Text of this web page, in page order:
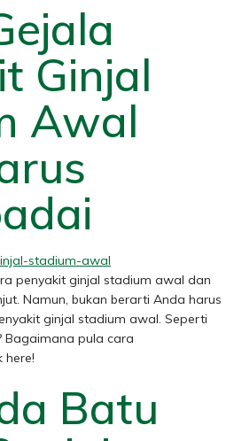
Ginjal
Awal
penyakit ginjal stadium awal dan
Namun, bukan berarti Anda harus
ginjal stadium awal. Seperti
pula cara
here!
Batu